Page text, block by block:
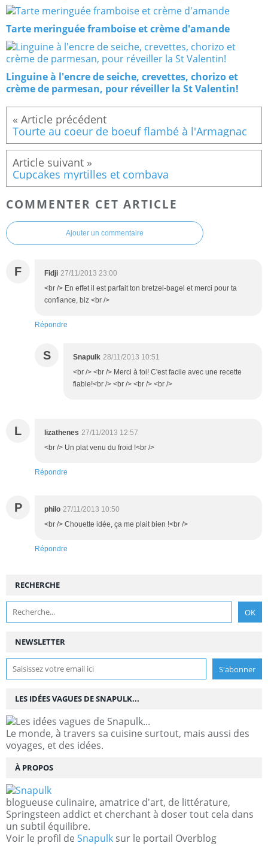
Tarte meringuée framboise et crème d'amande
Linguine à l'encre de seiche, crevettes, chorizo et
crème de parmesan, pour réveiller la St Valentin!
Tourte au coeur de boeuf flambé à l'Armagnac
Cupcakes myrtilles et combava
COMMENTER CET ARTICLE
Ajouter un commentaire
F Fidji 27/11/2013 23:00
<br /> En effet il est parfait ton bretzel-bagel et merci pour ta
confiance, biz <br />
Répondre
S Snapulk 28/11/2013 10:51
<br /> <br /> Merci à toi! C'est facile avec une recette
fiable!<br /> <br /> <br /> <br />
L lizathenes 27/11/2013 12:57
<br /> Un plat venu du froid !<br />
Répondre
P philo 27/11/2013 10:50
<br /> Chouette idée, ça me plait bien !<br />
Répondre
NEWSLETTER
RECHERCHE
LES IDÉES VAGUES DE SNAPULK...
Le monde, à travers sa cuisine surtout, mais aussi des
voyages, et des idées.
À PROPOS
blogueuse culinaire, amatrice d'art, de littérature,
Springsteen addict et cherchant à doser tout cela dans
un subtil équilibre.
Voir le profil de Snapulk sur le portail Overblog